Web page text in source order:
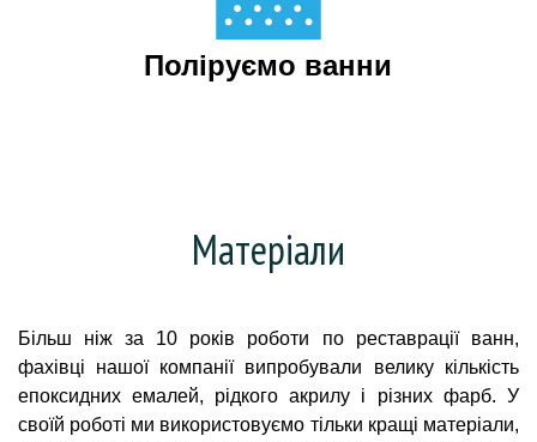
Поліруємо ванни
Матеріали
Більш ніж за 10 років роботи по реставрації ванн,
фахівці нашої компанії випробували велику кількість
епоксидних емалей, рідкого акрилу і різних фарб. У
своїй роботі ми використовуємо тільки кращі матеріали,